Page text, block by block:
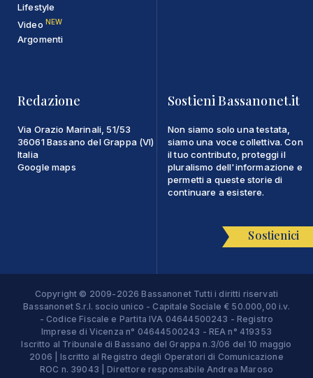
Lifestyle
Video NEW
Argomenti
Redazione
Via Orazio Marinali, 51/53
36061 Bassano del Grappa (VI)
Italia
Google maps
Sostieni Bassanonet.it
Non siamo solo una testata,
siamo una voce collettiva. Con
il tuo contributo, proteggi il
pluralismo dell'informazione e
permetti a queste storie di
continuare a esistere.
Sostienici
Copyright © 2009-2026 Bassanonet Tutti i diritti riservati
Bassanonet S.r.l. socio unico - Capitale Sociale € 50.000,00 i.v.
- Codice Fiscale e Partita IVA 04644500243 - Registro
Imprese di Vicenza n° 04644500243 - REA n° 419353
Iscritto al Tribunale di Bassano del Grappa n.3/06 del 10 maggio
2006 | Iscritto al Registro degli Operatori di Comunicazione
ROC n. 39043 | Direttore responsabile Andrea Maroso